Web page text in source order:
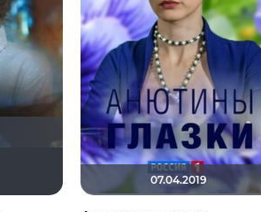
Сергей Лисицкий
07.04.2019